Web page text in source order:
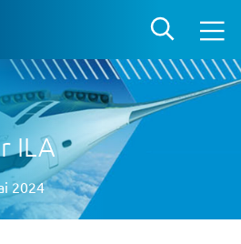
ILA
2024